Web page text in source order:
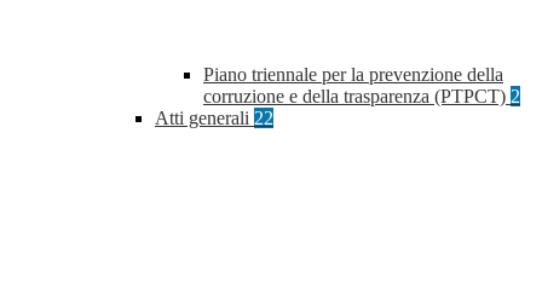
Piano triennale per la prevenzione della
corruzione e della trasparenza (PTPCT) 2
Atti generali 22